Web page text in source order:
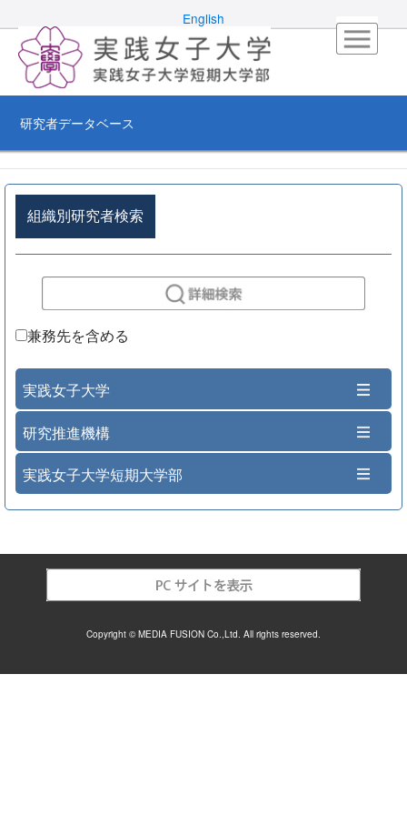
English
研究者データベース
組織別研究者検索
兼務先を含める
実践女子大学
研究推進機構
実践女子大学短期大学部
Copyright © MEDIA FUSION Co.,Ltd. All rights reserved.